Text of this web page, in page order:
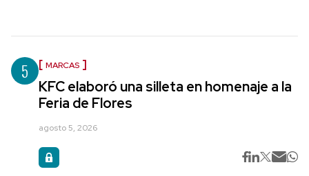
5 MARCAS
KFC elaboró una silleta en homenaje a la
Feria de Flores
agosto 5, 2026